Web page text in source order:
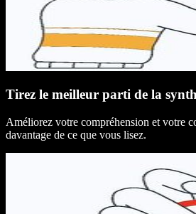
Tirez le meilleur parti de la
Améliorez votre compréhension et votre
davantage de ce que vous lisez.